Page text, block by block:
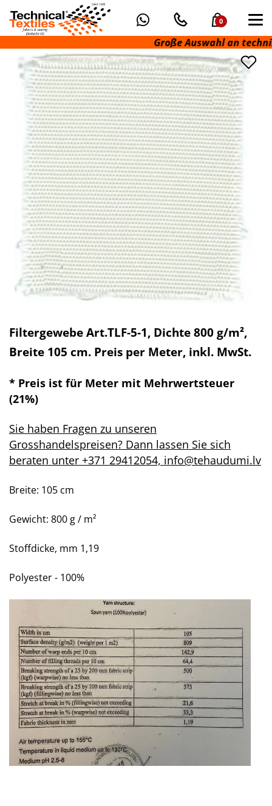
0
Große Auswahl an
Filtergewebe Art.TLF-5-1, Dichte 800 g/m²,
Breite 105 cm. Preis per Meter, inkl. MwSt.
* Preis ist für Meter mit Mehrwertsteuer
(21%)
Sie haben Fragen zu unseren
Grosshandelspreisen? Dann lassen Sie sich
beraten unter +371 29412054, info@tehaudumi.lv
Breite: 105 cm
Gewicht: 800 g / m²
Stoffdicke, mm 1,19
Polyester - 100%